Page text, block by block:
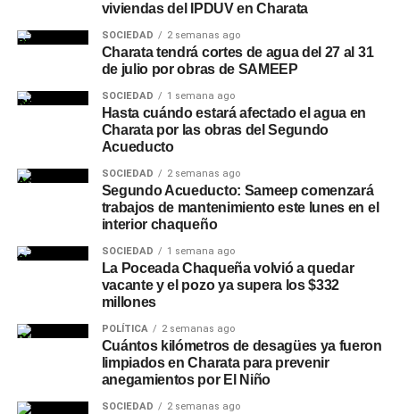
viviendas del IPDUV en Charata
SOCIEDAD 2 semanas ago
Charata tendrá cortes de agua del 27 al 31
de julio por obras de SAMEEP
SOCIEDAD 1 semana ago
Hasta cuándo estará afectado el agua en
Charata por las obras del Segundo
Acueducto
SOCIEDAD 2 semanas ago
Segundo Acueducto: Sameep comenzará
trabajos de mantenimiento este lunes en el
interior chaqueño
SOCIEDAD 1 semana ago
La Poceada Chaqueña volvió a quedar
vacante y el pozo ya supera los $332
millones
POLÍTICA 2 semanas ago
Cuántos kilómetros de desagües ya fueron
limpiados en Charata para prevenir
anegamientos por El Niño
SOCIEDAD 2 semanas ago